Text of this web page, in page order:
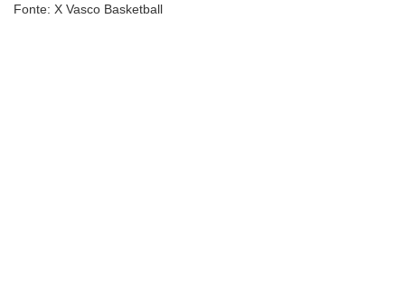
Fonte: X Vasco Basketball